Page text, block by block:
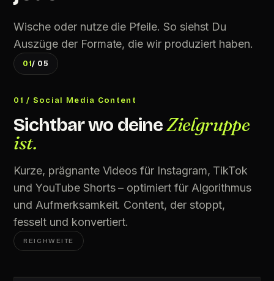
Wische oder nutze die Pfeile. So siehst Du
Auszüge der Formate, die wir produziert haben.
01/ 05
01 / Social Media Content
Sichtbar wo deineZielgruppe
ist.
Kurze, prägnante Videos für Instagram, TikTok
und YouTube Shorts – optimiert für Algorithmus
und Aufmerksamkeit. Content, der stoppt,
fesselt und konvertiert.
REICHWEITE